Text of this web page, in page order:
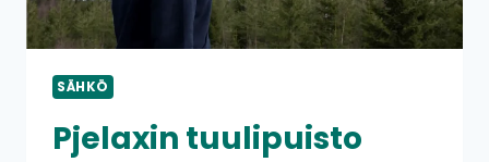
SÄHKÖ
Pjelaxin tuulipuisto